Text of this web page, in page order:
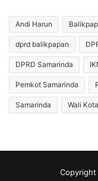
Andi Harun
dprd balikpapan
DPRD Samarinda
Pemkot Samarinda
Samarinda Wali